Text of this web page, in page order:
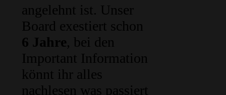
angelehnt ist. Unser
Board exestiert schon
6 Jahre, bei den
Important Information
könnt ihr alles
nachlesen was passiert